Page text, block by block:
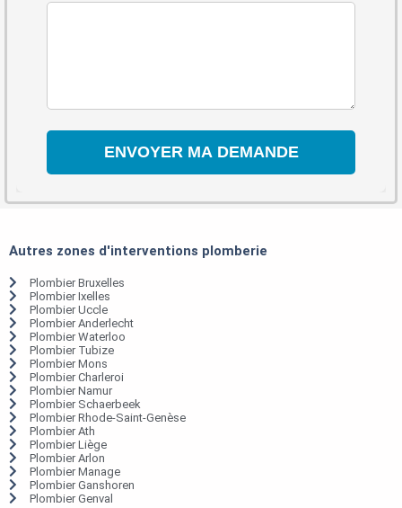
Autres zones d'interventions plomberie
Plombier Bruxelles
Plombier Ixelles
Plombier Uccle
Plombier Anderlecht
Plombier Waterloo
Plombier Tubize
Plombier Mons
Plombier Charleroi
Plombier Namur
Plombier Schaerbeek
Plombier Rhode-Saint-Genèse
Plombier Ath
Plombier Liège
Plombier Arlon
Plombier Manage
Plombier Ganshoren
Plombier Genval